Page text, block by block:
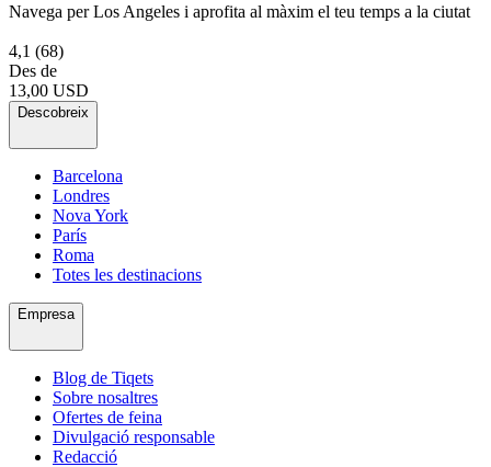
Navega per Los Angeles i aprofita al màxim el teu temps a la ciutat
4,1 (68)
Des de
13,00 USD
Descobreix
Barcelona
Londres
Nova York
París
Roma
Totes les destinacions
Empresa
Blog de Tiqets
Sobre nosaltres
Ofertes de feina
Divulgació responsable
Redacció